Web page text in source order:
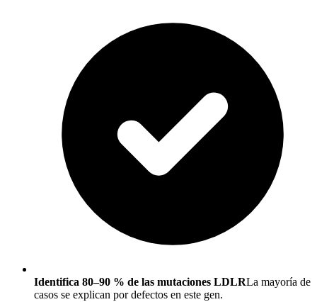
Identifica 80–90 % de las mutaciones LDLRLa mayoría de
casos se explican por defectos en este gen.